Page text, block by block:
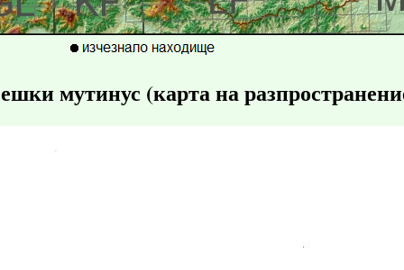
мутинус (карта на